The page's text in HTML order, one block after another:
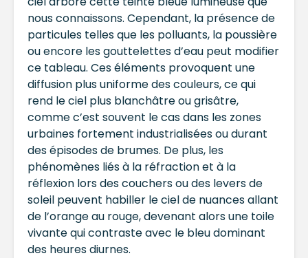
nous connaissons. Cependant, la présence de
particules telles que les polluants, la poussière
ou encore les gouttelettes d’eau peut modifier
ce tableau. Ces éléments provoquent une
diffusion plus uniforme des couleurs, ce qui
rend le ciel plus blanchâtre ou grisâtre,
comme c’est souvent le cas dans les zones
urbaines fortement industrialisées ou durant
des épisodes de brumes. De plus, les
phénomènes liés à la réfraction et à la
réflexion lors des couchers ou des levers de
soleil peuvent habiller le ciel de nuances allant
de l’orange au rouge, devenant alors une toile
vivante qui contraste avec le bleu dominant
des heures diurnes.